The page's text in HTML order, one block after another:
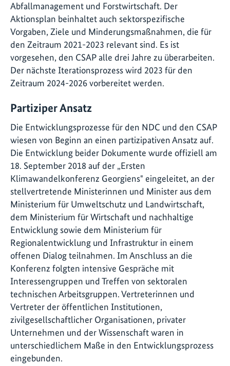
Abfallmanagement und Forstwirtschaft. Der
Aktionsplan beinhaltet auch sektorspezifische
Vorgaben, Ziele und Minderungsmaßnahmen, die für
den Zeitraum 2021-2023 relevant sind. Es ist
vorgesehen, den CSAP alle drei Jahre zu überarbeiten.
Der nächste Iterationsprozess wird 2023 für den
Zeitraum 2024-2026 vorbereitet werden.
Partiziper Ansatz
Die Entwicklungsprozesse für den NDC und den CSAP
wiesen von Beginn an einen partizipativen Ansatz auf.
Die Entwicklung beider Dokumente wurde offiziell am
18. September 2018 auf der „Ersten
Klimawandelkonferenz Georgiens" eingeleitet, an der
stellvertretende Ministerinnen und Minister aus dem
Ministerium für Umweltschutz und Landwirtschaft,
dem Ministerium für Wirtschaft und nachhaltige
Entwicklung sowie dem Ministerium für
Regionalentwicklung und Infrastruktur in einem
offenen Dialog teilnahmen. Im Anschluss an die
Konferenz folgten intensive Gespräche mit
Interessengruppen und Treffen von sektoralen
technischen Arbeitsgruppen. Vertreterinnen und
Vertreter der öffentlichen Institutionen,
zivilgesellschaftlicher Organisationen, privater
Unternehmen und der Wissenschaft waren in
unterschiedlichem Maße in den Entwicklungsprozess
eingebunden.